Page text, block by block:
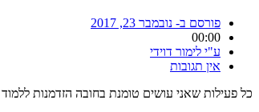
פורסם ב- נובמבר 23, 2017
00:00
ע"י לימור דוידי
אין תגובות
כל פעילות שאני עושים טומנת בחובה הזדמנות